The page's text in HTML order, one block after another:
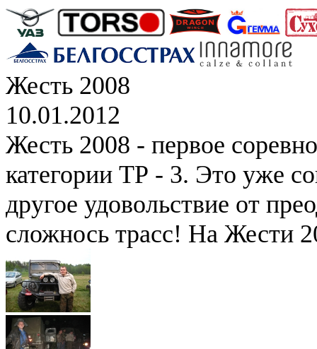
Жесть 2008
10.01.2012
Жесть 2008 - первое
категории ТР - 3. Это уже
другое удовольствие от
сложнось трасс! На Жести